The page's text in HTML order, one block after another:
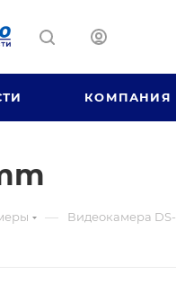
КОМПАНИЯ
— Видеокамера DS-